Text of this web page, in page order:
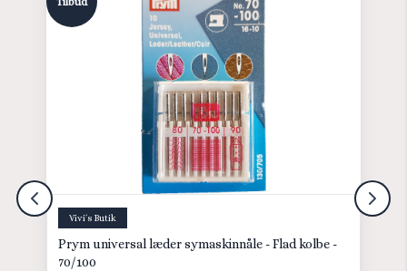
Vivi´s Butik
Prym universal læder symaskinnåle - Flad kolbe -
70/100